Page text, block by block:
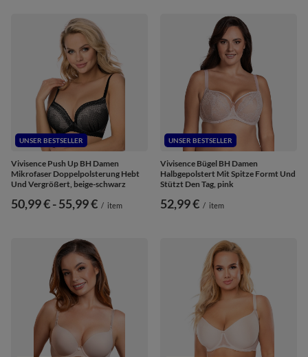
UNSER BESTSELLER
Vivisence Push Up BH Damen
Mikrofaser Doppelpolsterung Hebt
Und Vergrößert, beige-schwarz
ab
50,99 €-bis
55,99 € / item
UNSER BESTSELLER
Vivisence Bügel BH Damen
Halbgepolstert Mit Spitze Formt Und
Stützt Den Tag, pink
52,99 € / item